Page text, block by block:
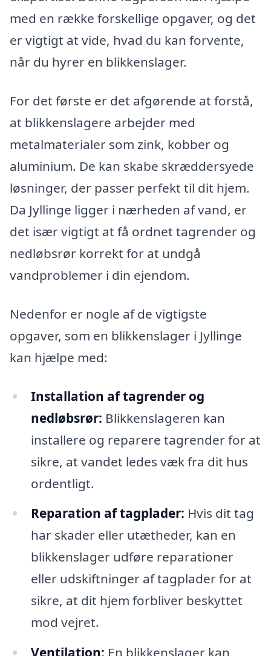
med en række forskellige opgaver, og det
er vigtigt at vide, hvad du kan forvente,
når du hyrer en blikkenslager.
For det første er det afgørende at forstå,
at blikkenslagere arbejder med
metalmaterialer som zink, kobber og
aluminium. De kan skabe skræddersyede
løsninger, der passer perfekt til dit hjem.
Da Jyllinge ligger i nærheden af vand, er
det især vigtigt at få ordnet tagrender og
nedløbsrør korrekt for at undgå
vandproblemer i din ejendom.
Nedenfor er nogle af de vigtigste
opgaver, som en blikkenslager i Jyllinge
kan hjælpe med:
Installation af tagrender og
nedløbsrør: Blikkenslageren kan
installere og reparere tagrender for at
sikre, at vandet ledes væk fra dit hus
ordentligt.
Reparation af tagplader: Hvis dit tag
har skader eller utætheder, kan en
blikkenslager udføre reparationer
eller udskiftninger af tagplader for at
sikre, at dit hjem forbliver beskyttet
mod vejret.
Ventilation: En blikkenslager kan